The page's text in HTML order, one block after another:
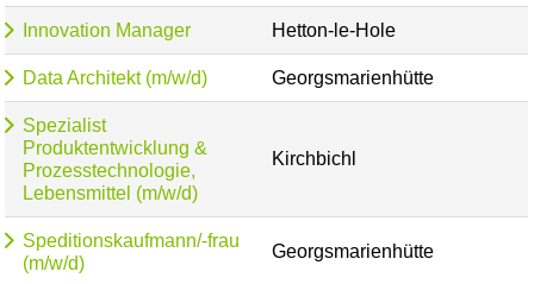
Innovation Manager Hetton-le-Hole
Data Architekt (m/w/d) Georgsmarienhütte
Spezialist
Produktentwicklung &
Prozesstechnologie,
Lebensmittel (m/w/d)
Kirchbichl
Speditionskaufmann/-frau
(m/w/d)
Georgsmarienhütte